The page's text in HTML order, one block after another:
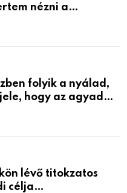
nézni a
folyik a nyálad,
hogy az agyad…
lévő titokzatos
célja…